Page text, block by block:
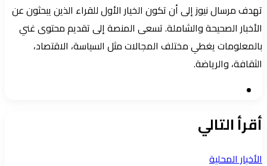
تهدف مرسال نيوز إلى أن تكون الخيار الأول للقراء الذين يبحثون عن
الأخبار الصحيحة والشاملة. تسعى المنصة إلى تقديم محتوى غني
بالمعلومات يغطي مختلف المجالات مثل السياسة، الاقتصاد،
الثقافة، والرياضة.
أقرأ التالي
الأخبار المحلية